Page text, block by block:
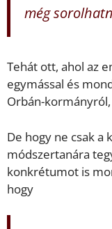
még
Tehát ott, ahol az
egymással és
Orbán-
De hogy ne csak
módszertanára
konkrétumot is
hogy